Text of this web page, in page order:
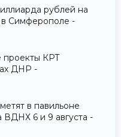
рублей на
в Симферополе -
проекты КРТ
ДНР -
в павильоне
6 и 9 августа -